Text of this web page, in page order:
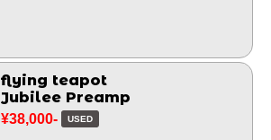
flying teapot
Jubilee Preamp
¥38,000- USED